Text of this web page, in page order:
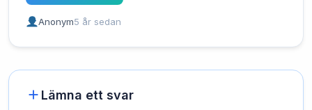
Anonym5 år sedan
Lämna ett svar